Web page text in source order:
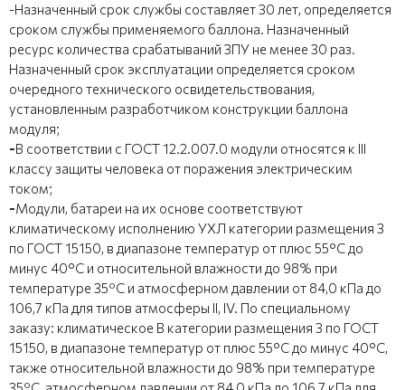
-Назначенный срок службы составляет 30 лет, определяется
сроком службы применяемого баллона. Назначенный
ресурс количества срабатываний ЗПУ не менее 30 раз.
Назначенный срок эксплуатации определяется сроком
очередного технического освидетельствования,
установленным разработчиком конструкции баллона
модуля;
-В соответствии с ГОСТ 12.2.007.0 модули относятся к III
классу защиты человека от поражения электрическим
током;
-Модули, батареи на их основе соответствуют
климатическому исполнению УХЛ категории размещения 3
по ГОСТ 15150, в диапазоне температур от плюс 55°С до
минус 40°С и относительной влажности до 98% при
температуре 35ºC и атмосферном давлении от 84,0 кПа до
106,7 кПа для типов атмосферы II, IV. По специальному
заказу: климатическое В категории размещения 3 по ГОСТ
15150, в диапазоне температур от плюс 55°С до минус 40°С,
также относительной влажности до 98% при температуре